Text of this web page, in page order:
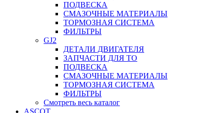
ПОДВЕСКА
СМАЗОЧНЫЕ МАТЕРИАЛЫ
ТОРМОЗНАЯ СИСТЕМА
ФИЛЬТРЫ
GJ2
ДЕТАЛИ ДВИГАТЕЛЯ
ЗАПЧАСТИ ДЛЯ ТО
ПОДВЕСКА
СМАЗОЧНЫЕ МАТЕРИАЛЫ
ТОРМОЗНАЯ СИСТЕМА
ФИЛЬТРЫ
Смотреть весь каталог
ASCOT